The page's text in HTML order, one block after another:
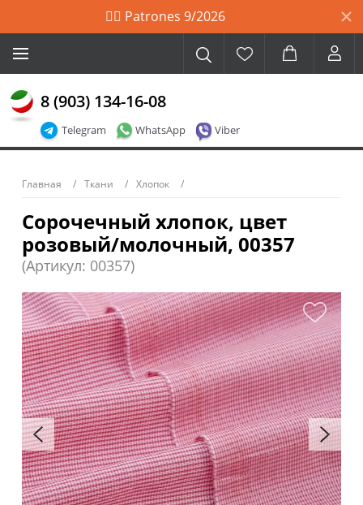
🙋‍♀️ Patrones 9/2026
Telegram WhatsApp Viber
8 (903) 134-16-08
Главная Ткани Хлопок
Сорочечный хлопок, цвет
розовый/молочный, 00357
(Артикул: 00357)